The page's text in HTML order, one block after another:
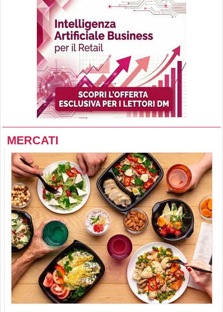
MERCATI